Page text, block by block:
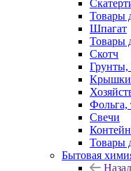
Товары
Шпагат
Товары
Скотч
Грунты,
Крышки
Фольга,
Свечи
Товары
Бытовая
Назад